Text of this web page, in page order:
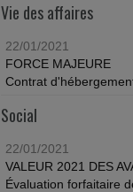
Vie des affaires
22/01/2021
FORCE MAJEURE
Contrat
Social
22/01/2021
VALEUR 2021 DES
Évaluation forfaitaire